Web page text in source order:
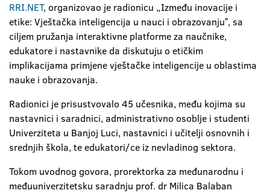
RRI.NET, organizovao je radionicu „Između inovacije i
etike: Vještačka inteligencija u nauci i obrazovanjuˮ, sa
ciljem pružanja interaktivne platforme za naučnike,
edukatore i nastavnike da diskutuju o etičkim
implikacijama primjene vještačke inteligencije u oblastima
nauke i obrazovanja.
Radionici je prisustvovalo 45 učesnika, među kojima su
nastavnici i saradnici, administrativno osoblje i studenti
Univerziteta u Banjoj Luci, nastavnici i učitelji osnovnih i
srednjih škola, te edukatori/ce iz nevladinog sektora.
Tokom uvodnog govora, prorektorka za međunarodnu i
međuuniverzitetsku saradnju prof. dr Milica Balaban